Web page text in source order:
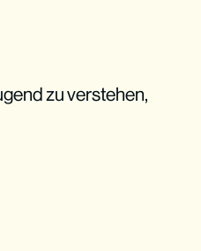
zu verstehen,